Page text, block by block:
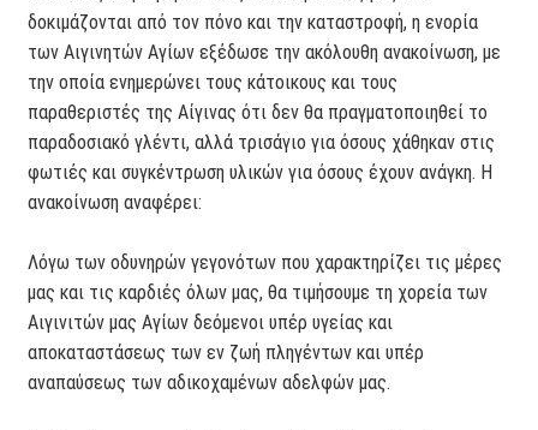
δοκιμάζονται από τον πόνο και την καταστροφή, η ενορία
των Αιγινητών Αγίων εξέδωσε την ακόλουθη ανακοίνωση, με
την οποία ενημερώνει τους κάτοικους και τους
παραθεριστές της Αίγινας ότι δεν θα πραγματοποιηθεί το
παραδοσιακό γλέντι, αλλά τρισάγιο για όσους χάθηκαν στις
φωτιές και συγκέντρωση υλικών για όσους έχουν ανάγκη. Η
ανακοίνωση αναφέρει:
Λόγω των οδυνηρών γεγονότων που χαρακτηρίζει τις μέρες
μας και τις καρδιές όλων μας, θα τιμήσουμε τη χορεία των
Αιγινιτών μας Αγίων δεόμενοι υπέρ υγείας και
αποκαταστάσεως των εν ζωή πληγέντων και υπέρ
αναπαύσεως των αδικοχαμένων αδελφών μας.